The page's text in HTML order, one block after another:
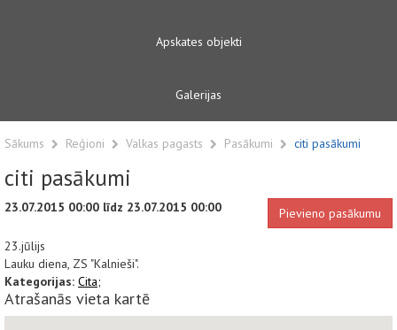
Apskates objekti
Galerijas
Sākums Reģioni Valkas pagasts Pasākumi citi pasākumi
citi pasākumi
23.07.2015 00:00 līdz 23.07.2015 00:00 Pievieno pasākumu
23.jūlijs
Lauku diena, ZS "Kalnieši".
Kategorijas: Cita;
Atrašanās vieta kartē